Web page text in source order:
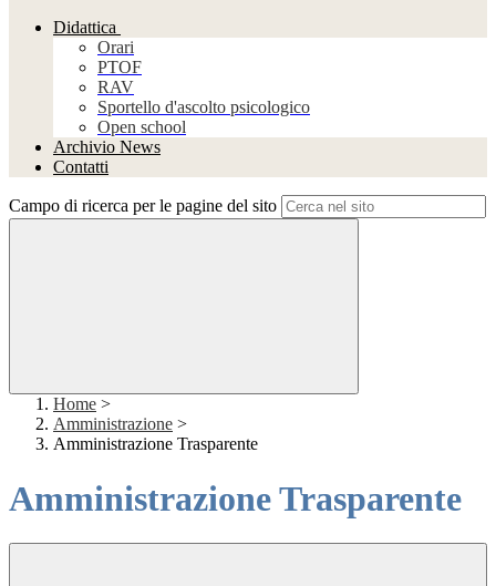
Didattica
Orari
PTOF
RAV
Sportello d'ascolto psicologico
Open school
Archivio News
Contatti
Campo di ricerca per le pagine del sito
Home >
Amministrazione >
Amministrazione Trasparente
Amministrazione Trasparente